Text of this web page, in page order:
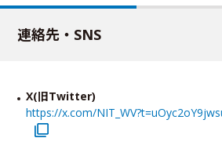
連絡先・SNS
X(旧Twitter)
https://x.com/